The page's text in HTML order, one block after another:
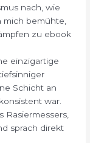
nach, wie
mich bemühte,
zu ebook
einzigartige
Schicht an
war.
Rasiermessers,
sprach direkt